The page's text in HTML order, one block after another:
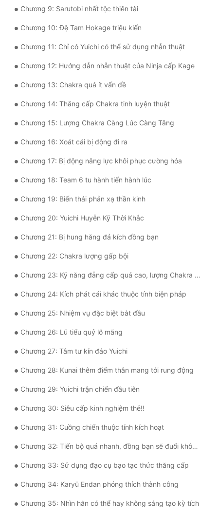
Tu Chân
Tu Tiên
Tội Phạm
Vô Địch
Võ Hiệp
Võng Du
Xuyên Không
Xuyên Nhanh
Cẩu Đạo Trường Sinh
Tính Cách Nhân Vật :
Chương 9: Sarutobi nhất tộc thiên tài
Chương 10: Đệ Tam Hokage triệu kiến
Chương 11: Chỉ có Yuichi có thể sử dụng nhẫn thuật
Chương 12: Hướng dẫn nhẫn thuật của Ninja cấp Kage
Chương 13: Chakra quá ít vấn đề
Chương 14: Thăng cấp Chakra tinh luyện thuật
Chương 15: Lượng Chakra Càng Lúc Càng Tăng
Chương 16: Xoát cái bị động đi ra
Chương 17: Bị động năng lực khôi phục cường hóa
Chương 18: Team 6 tu hành tiến hành lúc
Chương 19: Biến thái phản xạ thần kinh
Chương 20: Yuichi Huyễn Kỹ Thời Khắc
Chương 21: Bị hung hăng đả kích đồng bạn
Chương 22: Chakra lượng gấp bội
Chương 23: Kỹ năng đẳng cấp quá cao, lượng Chakra không đủ
Chương 24: Kích phát cái khác thuộc tính biện pháp
Chương 25: Nhiệm vụ đặc biệt bắt đầu
Chương 26: Lũ tiểu quỷ lỗ mãng
Chương 27: Tâm tư kín đáo Yuichi
Chương 28: Kunai thêm điểm thân mang tới rung động
Chương 29: Yuichi trận chiến đầu tiên
Chương 30: Siêu cấp kinh nghiệm thẻ!!
Chương 31: Cuồng chiến thuộc tính kích hoạt
Chương 32: Tiến bộ quá nhanh, đồng bạn sẽ đuổi không kịp.
Chương 33: Sử dụng đạo cụ bạo tạc thức thăng cấp
Chương 34: Karyū Endan phóng thích thành công
Chương 35: Nhìn hắn có thể hay không sáng tạo kỳ tích